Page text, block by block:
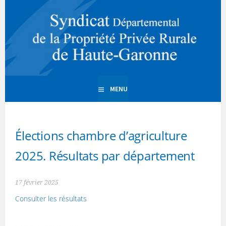
contenu
principal
PPR 31 | Propriété Privée
Rurale de la Haute
Garonne
MENU
Élections chambre d’agriculture
2025. Résultats par département
17 février 2025
Consulter les résultats